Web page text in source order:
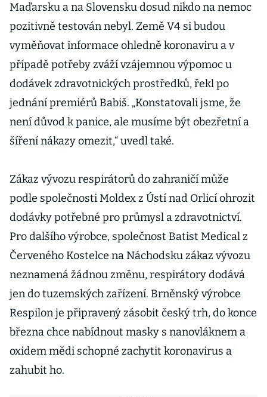
Maďarsku a na Slovensku dosud nikdo na nemoc
pozitivně testován nebyl. Země V4 si budou
vyměňovat informace ohledně koronaviru a v
případě potřeby zváží vzájemnou výpomoc u
dodávek zdravotnických prostředků, řekl po
jednání premiérů Babiš. „Konstatovali jsme, že
není důvod k panice, ale musíme být obezřetní a
šíření nákazy omezit,“ uvedl také.
Zákaz vývozu respirátorů do zahraničí může
podle společnosti Moldex z Ústí nad Orlicí ohrozit
dodávky potřebné pro průmysl a zdravotnictví.
Pro dalšího výrobce, společnost Batist Medical z
Červeného Kostelce na Náchodsku zákaz vývozu
neznamená žádnou změnu, respirátory dodává
jen do tuzemských zařízení. Brněnský výrobce
Respilon je připravený zásobit český trh, do konce
března chce nabídnout masky s nanovláknem a
oxidem mědi schopné zachytit koronavirus a
zahubit ho.